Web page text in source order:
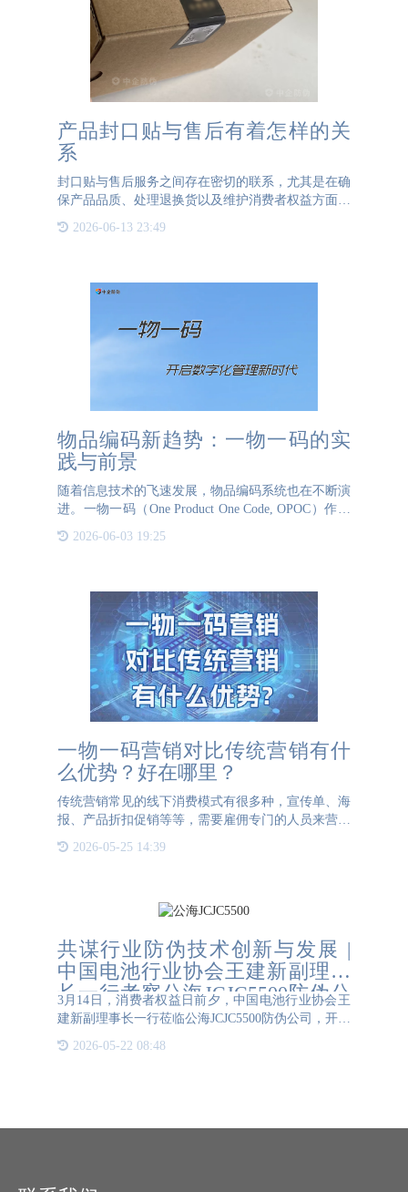
产品封口贴与售后有着怎样的关
系
封口贴与售后服务之间存在密切的联系，尤其是在确
保产品品质、处理退换货以及维护消费者权益方面。
保证产品完整性和品质：封口贴作为产品包装的一部
分，其主要作用是确保产品在运输和销售过程中包装
2026-06-13 23:49
物品编码新趋势：一物一码的实
践与前景
随着信息技术的飞速发展，物品编码系统也在不断演
进。一物一码（One Product One Code, OPOC）作为
本文将探讨一物一码的实践应用及其广阔
2026-06-03 19:25
一物一码营销对比传统营销有什
么优势？好在哪里？
传统营销常见的线下消费模式有很多种，宣传单、海
报、产品折扣促销等等，需要雇佣专门的人员来营销
者可以看得见摸的着，但是营销模式有局限性，销售
2026-05-25 14:39
共谋行业防伪技术创新与发展 |
中国电池行业协会王建新副理事
长一行考察公海JCJC5500防伪公
司
3月14日，消费者权益日前夕，中国电池行业协会王
建新副理事长一行莅临公海JCJC5500防伪公司，开展
业的应用现状，探讨防伪技术在保障电池产品质量和
2026-05-22 08:48